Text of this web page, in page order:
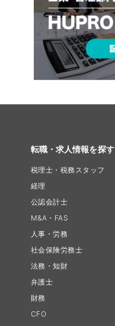
転職・求人情報を探す
税理士・税務スタッフ
経理
公認会計士
M&A・FAS
人事・労務
社会保険労務士
法務・知財
弁護士
財務
CFO